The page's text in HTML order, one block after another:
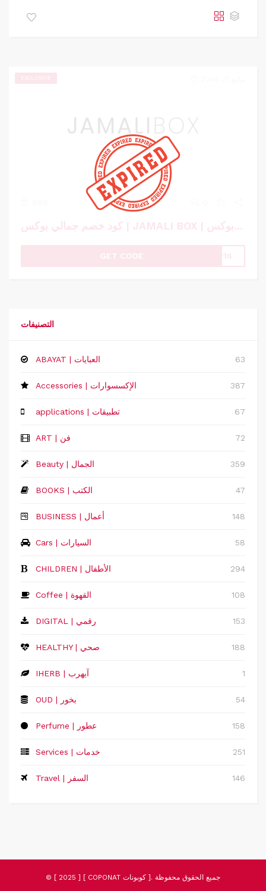
كود خصم جمالي بوكس | JAMALI BOX | كوبون خصم جمالي بوكس
GET CODE r16
التصنيفات
ABAYAT | العبايات 63
Accessories | الإكسسوارات 387
applications | تطبيقات 67
ART | فن 72
Beauty | الجمال 359
BOOKS | الكتب 47
‏BUSINESS | أعمال 148
Cars | السيارات 58
CHILDREN | الأطفال 294
Coffee | القهوة 108
DIGITAL | رقمي 153
HEALTHY | صحي 188
IHERB | آيهرب 1
OUD | بخور 54
Perfume | عطور 158
Services | خدمات 251
Travel | السفر 146
© [ 2025 ] [ COPONAT كوبونات ]. جميع الحقوق محفوظة